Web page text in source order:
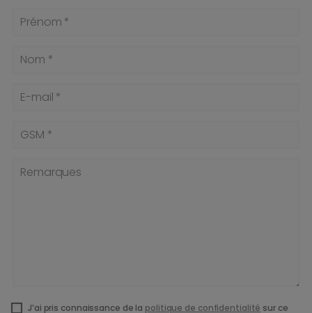
Prénom *
Nom *
E-mail *
GSM *
Remarques
J’ai pris connaissance de la politique de confidentialité sur ce